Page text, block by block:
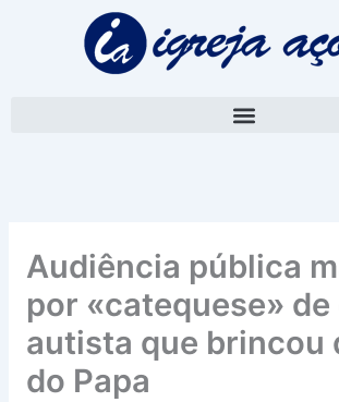
Audiência pública
por «catequese»
autista que brincou
do Papa